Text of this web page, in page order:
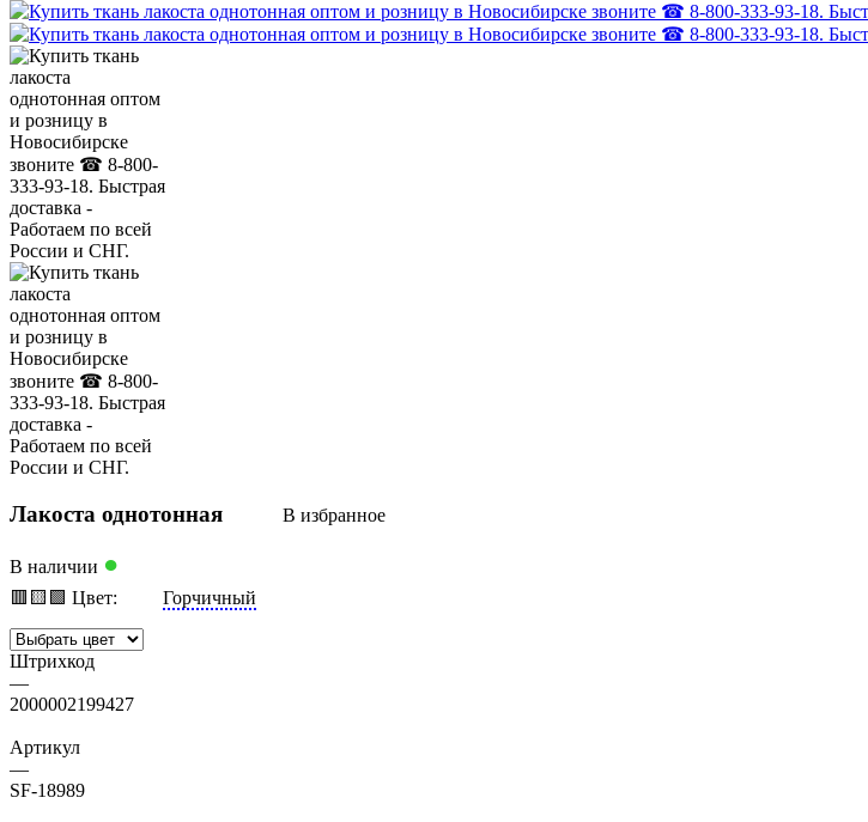
Лакоста однотонная В избранное
В наличии ●
🟥 🟨 🟩 Цвет: Горчичный
Штрихкод
—
2000002199427
Артикул
—
SF-18989